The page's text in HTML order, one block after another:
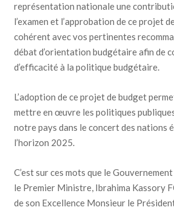
représentation nationale une
l’examen et l’approbation de ce projet
cohérent avec vos pertinentes
débat d’orientation budgétaire afin de
d’efficacité à la politique budgétaire.
L’adoption de ce projet de budget
mettre en œuvre les politiques
notre pays dans le concert des nations
l’horizon 2025.
C’est sur ces mots que le
le Premier Ministre, Ibrahima Kassory
de son Excellence Monsieur le